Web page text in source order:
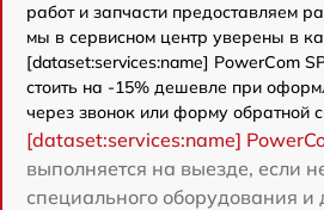
работ и запчасти предоставляем
мы в сервисном центр уверены в
[dataset:services:name] PowerCom
стоить на -15% дешевле при
через звонок или форму обратной
[dataset:services:name]
выполняется на выезде, если
специального оборудования и